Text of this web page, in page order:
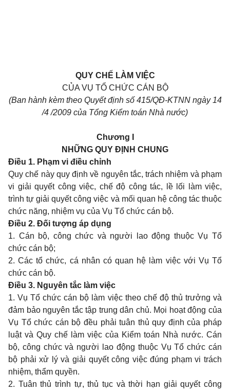
QUY CHẾ LÀM VIỆC
CỦA VỤ TỔ CHỨC CÁN BỘ
(Ban hành kèm theo Quyết định số 415/QĐ-KTNN ngày 14
/4 /2009 của Tổng Kiểm toán Nhà nước)
Chương I
NHỮNG QUY ĐỊNH CHUNG
Điều 1. Phạm vi điều chỉnh
Quy chế này quy định về nguyên tắc, trách nhiệm và phạm
vi giải quyết công việc, chế độ công tác, lề lối làm việc,
trình tự giải quyết công việc và mối quan hệ công tác thuộc
chức năng, nhiệm vụ của Vụ Tổ chức cán bộ.
Điều 2. Đối tượng áp dụng
1. Cán bộ, công chức và người lao động thuộc Vụ Tổ
chức cán bộ;
2. Các tổ chức, cá nhân có quan hệ làm việc với Vụ Tổ
chức cán bộ.
Điều 3. Nguyên tắc làm việc
1. Vụ Tổ chức cán bộ làm việc theo chế độ thủ trưởng và
đảm bảo nguyên tắc tập trung dân chủ. Mọi hoạt động của
Vụ Tổ chức cán bộ đều phải tuân thủ quy định của pháp
luật và Quy chế làm việc của Kiểm toán Nhà nước. Cán
bộ, công chức và người lao động thuộc Vụ Tổ chức cán
bộ phải xử lý và giải quyết công việc đúng phạm vi trách
nhiệm, thẩm quyền.
2. Tuân thủ trình tự, thủ tục và thời hạn giải quyết công